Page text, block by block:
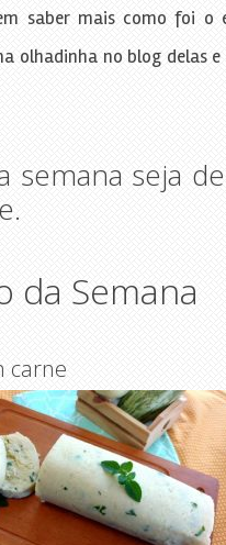
saber mais como foi o
olhadinha no blog delas e
semana seja
da Semana
carne